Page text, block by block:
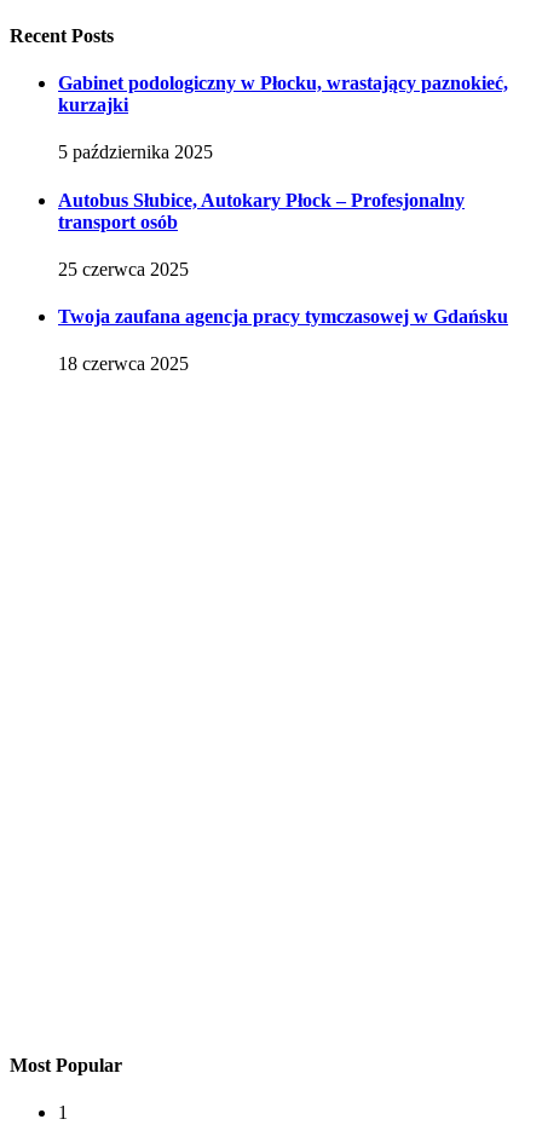
Recent Posts
Gabinet podologiczny w Płocku, wrastający paznokieć,
kurzajki
5 października 2025
Autobus Słubice, Autokary Płock – Profesjonalny
transport osób
25 czerwca 2025
Twoja zaufana agencja pracy tymczasowej w Gdańsku
18 czerwca 2025
Most Popular
1